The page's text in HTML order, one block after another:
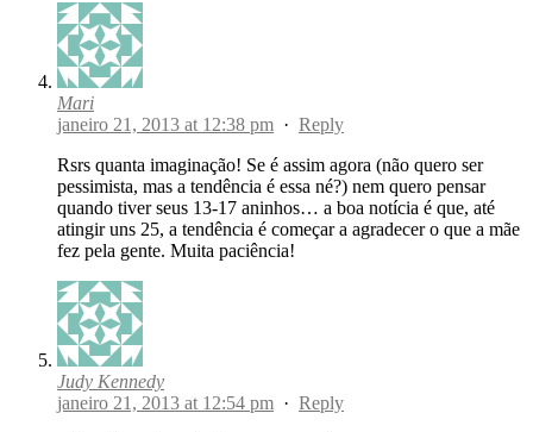
Mari
janeiro 21, 2013 at 12:38 pm · Reply
Rsrs quanta imaginação! Se é assim agora (não quero ser
pessimista, mas a tendência é essa né?) nem quero pensar
quando tiver seus 13-17 aninhos… a boa notícia é que, até
atingir uns 25, a tendência é começar a agradecer o que a mãe
fez pela gente. Muita paciência!
Judy Kennedy
janeiro 21, 2013 at 12:54 pm · Reply